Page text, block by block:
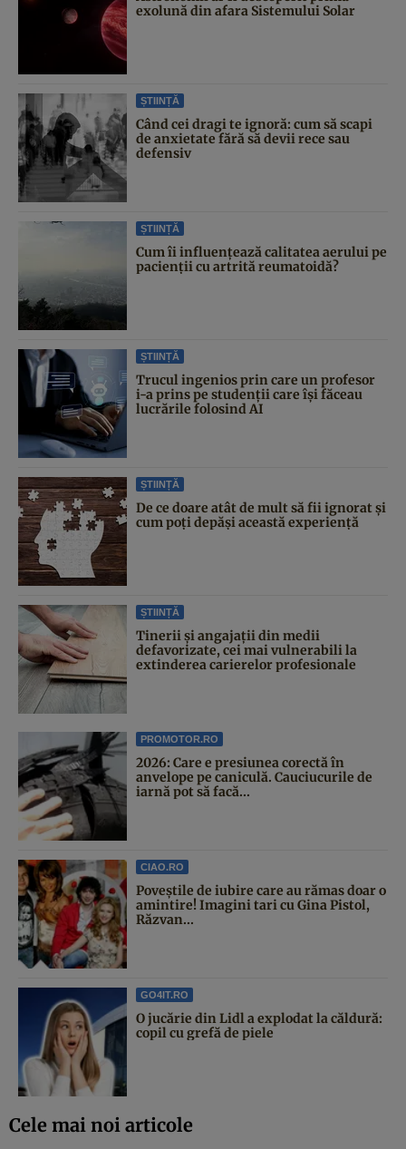
exolună din afara Sistemului Solar
ȘTIINȚĂ
Când cei dragi te ignoră: cum să scapi
de anxietate fără să devii rece sau
defensiv
ȘTIINȚĂ
Cum îi influențează calitatea aerului pe
pacienții cu artrită reumatoidă?
ȘTIINȚĂ
Trucul ingenios prin care un profesor
i-a prins pe studenții care își făceau
lucrările folosind AI
ȘTIINȚĂ
De ce doare atât de mult să fii ignorat și
cum poți depăși această experiență
ȘTIINȚĂ
Tinerii și angajații din medii
defavorizate, cei mai vulnerabili la
extinderea carierelor profesionale
PROMOTOR.RO
2026: Care e presiunea corectă în
anvelope pe caniculă. Cauciucurile de
iarnă pot să facă...
CIAO.RO
Poveştile de iubire care au rămas doar o
amintire! Imagini tari cu Gina Pistol,
Răzvan...
GO4IT.RO
O jucărie din Lidl a explodat la căldură:
copil cu grefă de piele
Cele mai noi articole